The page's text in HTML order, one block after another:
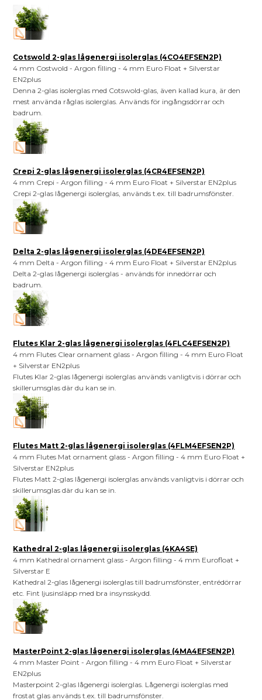
Cotswold 2-glas lågenergi isolerglas (4CO4EFSEN2P)
4 mm Costwold - Argon filling - 4 mm Euro Float + Silverstar
EN2plus
Denna 2-glas isolerglas med Cotswold-glas, även kallad kura, är den
mest använda råglas isolerglas. Används för ingångsdörrar och
badrum.
Crepi 2-glas lågenergi isolerglas (4CR4EFSEN2P)
4 mm Crepi - Argon filling - 4 mm Euro Float + Silverstar EN2plus
Crepi 2-glas lågenergi isolerglas, används t.ex. till badrumsfönster.
Delta 2-glas lågenergi isolerglas (4DE4EFSEN2P)
4 mm Delta - Argon filling - 4 mm Euro Float + Silverstar EN2plus
Delta 2-glas lågenergi isolerglas - används för innedörrar och
badrum.
Flutes Klar 2-glas lågenergi isolerglas (4FLC4EFSEN2P)
4 mm Flutes Clear ornament glass - Argon filling - 4 mm Euro Float
+ Silverstar EN2plus
Flutes Klar 2-glas lågenergi isolerglas används vanligtvis i dörrar och
skillerumsglas där du kan se in.
Flutes Matt 2-glas lågenergi isolerglas (4FLM4EFSEN2P)
4 mm Flutes Mat ornament glass - Argon filling - 4 mm Euro Float +
Silverstar EN2plus
Flutes Matt 2-glas lågenergi isolerglas används vanligtvis i dörrar och
skillerumsglas där du kan se in.
Kathedral 2-glas lågenergi isolerglas (4KA4SE)
4 mm Kathedral ornament glass - Argon filling - 4 mm Eurofloat +
Silverstar E
Kathedral 2-glas lågenergi isolerglas till badrumsfönster, entrédörrar
etc. Fint ljusinsläpp med bra insynsskydd.
MasterPoint 2-glas lågenergi isolerglas (4MA4EFSEN2P)
4 mm Master Point - Argon filling - 4 mm Euro Float + Silverstar
EN2plus
Masterpoint 2-glas lågenergi isolerglas. Lågenergi isolerglas med
frostat glas används t.ex. till badrumsfönster.